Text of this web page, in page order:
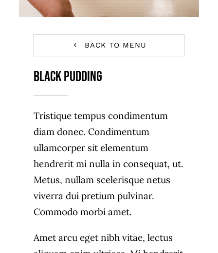
BACK TO MENU
Black Pudding
Tristique tempus condimentum
diam donec. Condimentum
ullamcorper sit elementum
hendrerit mi nulla in consequat, ut.
Metus, nullam scelerisque netus
viverra dui pretium pulvinar.
Commodo morbi amet.
Amet arcu eget nibh vitae, lectus